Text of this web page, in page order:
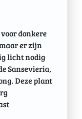
donkere
er zijn
licht nodig
Sansevieria,
Deze plant